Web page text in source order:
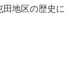
地区の歴史に